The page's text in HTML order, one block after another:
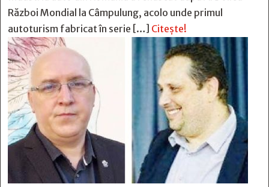
Război Mondial la Câmpulung, acolo unde primul
autoturism fabricat în serie […] Citește!